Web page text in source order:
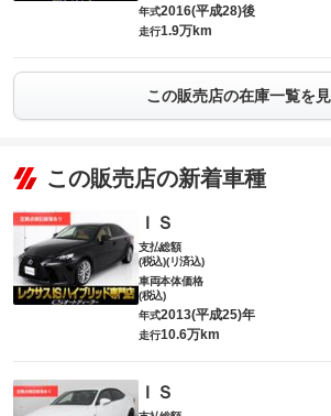
年式2016(平成28)後
走行1.9万km
この販売店の在庫一覧を
この販売店の新着車種
ＩＳ
支払総額
(税込)(リ済込)
車両本体価格
(税込)
年式2013(平成25)年
走行10.6万km
ＩＳ